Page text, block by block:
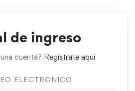
de ingreso
cuenta? Registrate aqui
ELECTRONICO